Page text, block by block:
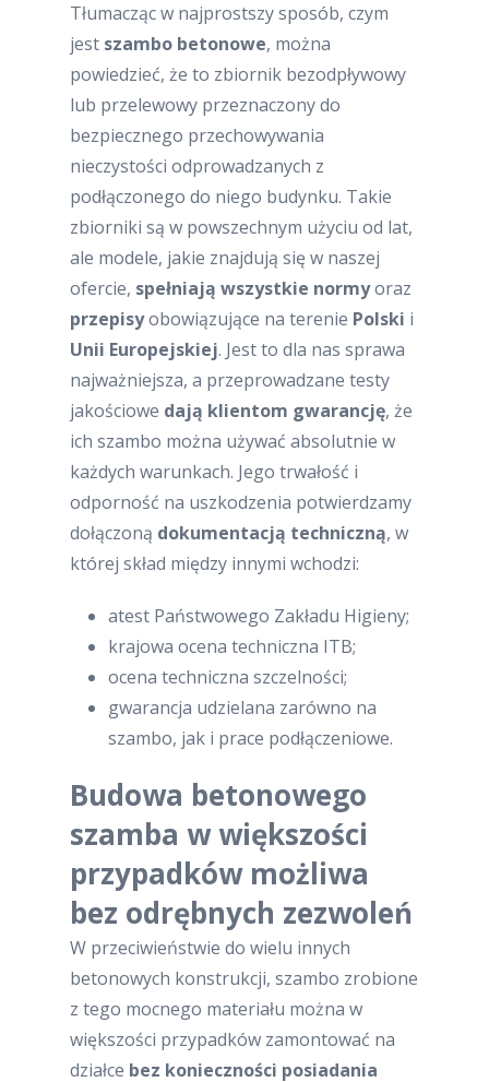
Tłumacząc w najprostszy sposób, czym
jest szambo betonowe, można
powiedzieć, że to zbiornik bezodpływowy
lub przelewowy przeznaczony do
bezpiecznego przechowywania
nieczystości odprowadzanych z
podłączonego do niego budynku. Takie
zbiorniki są w powszechnym użyciu od lat,
ale modele, jakie znajdują się w naszej
ofercie, spełniają wszystkie normyoraz
przepisyobowiązujące na terenie Polski i
Unii Europejskiej. Jest to dla nas sprawa
najważniejsza, a przeprowadzane testy
jakościowe dają klientom gwarancję, że
ich szambo można używać absolutnie w
każdych warunkach. Jego trwałość i
odporność na uszkodzenia potwierdzamy
dołączoną dokumentacją techniczną, w
której skład między innymi wchodzi:
atest Państwowego Zakładu Higieny;
krajowa ocena techniczna ITB;
ocena techniczna szczelności;
gwarancja udzielana zarówno na
szambo, jak i prace podłączeniowe.
Budowa betonowego
szamba w większości
przypadków możliwa
bez odrębnych zezwoleń
W przeciwieństwie do wielu innych
betonowych konstrukcji, szambo zrobione
z tego mocnego materiału można w
większości przypadków zamontować na
działce bez konieczności posiadania